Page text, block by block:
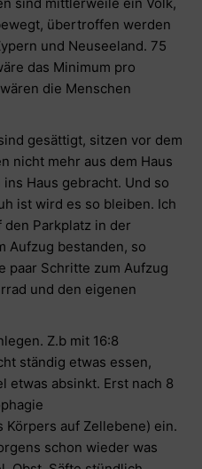
übertroffen werden
und Neuseeland. 75
das Minimum pro
die Menschen
gesättigt, sitzen vor dem
nicht mehr aus dem Haus
Haus gebracht. Und so
ist wird es so bleiben. Ich
den Parkplatz in der
Aufzug bestanden, so
paar Schritte zum Aufzug
und den eigenen
Z.b mit 16:8
ständig etwas essen,
etwas absinkt. Erst nach 8
Körpers auf Zellebene) ein.
schon wieder was